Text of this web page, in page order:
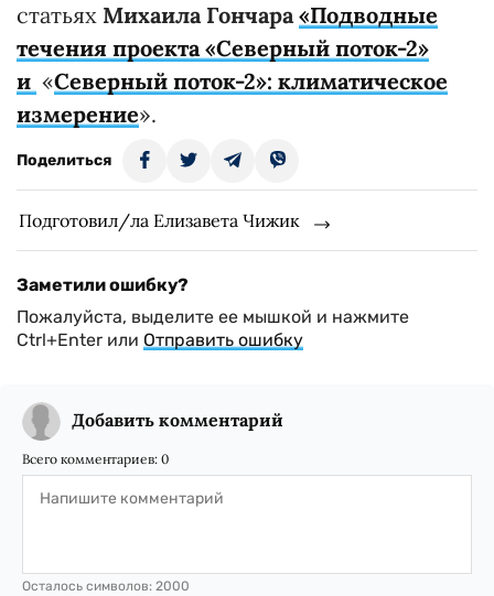
статьях Михаила Гончара«Подводные
течения проекта «Северный поток-2»
и «Северный поток-2»: климатическое
измерение».
Поделиться
Подготовил/ла Елизавета Чижик
Заметили ошибку?
Пожалуйста, выделите ее мышкой и нажмите
Ctrl+Enter или Отправить ошибку
Добавить комментарий
Всего комментариев: 0
Осталось символов: 2000